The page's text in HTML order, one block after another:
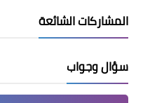
المشاركات الشائعة
سؤال وجواب